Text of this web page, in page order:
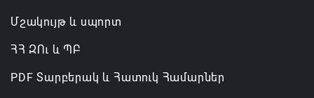
Մշակույթ և սպորտ
ՀՀ ԶՈւ և ՊԲ
PDF Տարբերակ և Հատուկ Համարներ